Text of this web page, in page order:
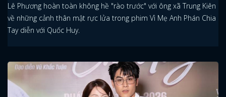
Lê Phương hoàn toàn không hề "rào trước" với ông xã Trung Kiên
về những cảnh thân mật rực lửa trong phim Vì Mẹ Anh Phán Chia
Tay diễn với Quốc Huy.